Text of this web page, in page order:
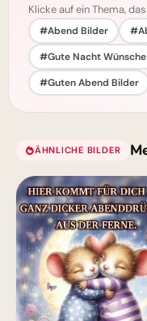
Klicke auf ein Thema,
#Abend Bilder
#Gute Nacht Wünsche
#Guten Abend Bilder
ÄHNLICHE BILDER